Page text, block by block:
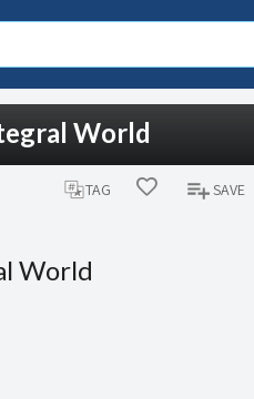
World
TAG SAVE
World